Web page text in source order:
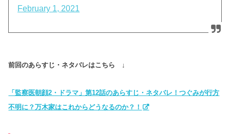
February 1, 2021
前回のあらすじ・ネタバレはこちら ↓
「監察医朝顔2・ドラマ」第12話のあらすじ・ネタバレ！つぐみが行方
不明に？万木家はこれからどうなるのか？！